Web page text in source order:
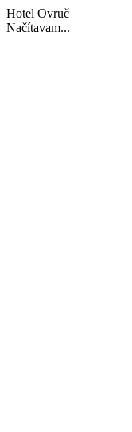
Hotel Ovruč
Načítavam...